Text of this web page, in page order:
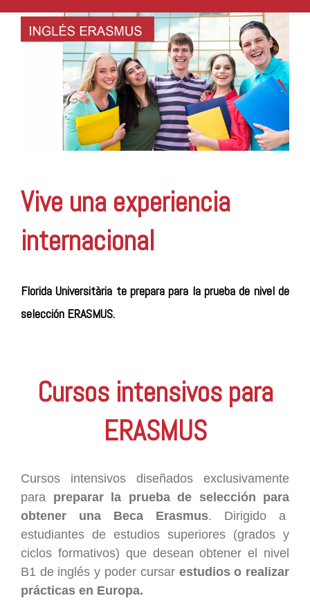
Vive una experiencia
internacional
Florida Universitària te prepara para la prueba de nivel de
selección ERASMUS.
Cursos intensivos para
ERASMUS
Cursos intensivos diseñados exclusivamente
para preparar la prueba de selección para
obtener una Beca Erasmus. Dirigido a
estudiantes de estudios superiores (grados y
ciclos formativos) que desean obtener el nivel
B1 de inglés y poder cursar estudios o realizar
prácticas en Europa.